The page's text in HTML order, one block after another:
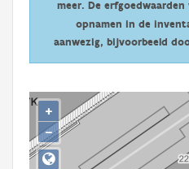
Downloads
Hergebruik
meer. De
opnamen in de
aanwezig, bijvoorbeeld
+
−